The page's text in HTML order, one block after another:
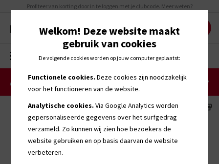
Profiteer van korting door in te loggen met je clubcode. Meer weten?
MENU 0
Accessoires
Welkom! Deze website maakt
gebruik van cookies
De volgende cookies worden op jouw computer geplaatst:
Functionele cookies. Deze cookies zijn noodzakelijk
voor het functioneren van de website.
Analytische cookies. Via Google Analytics worden
gepersonaliseerde gegevens over het surfgedrag
verzameld. Zo kunnen wij zien hoe bezoekers de
website gebruiken en op basis daarvan de website
verbeteren.